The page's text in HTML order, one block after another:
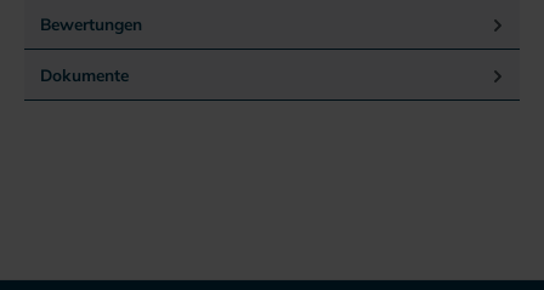
Bewertungen
Dokumente